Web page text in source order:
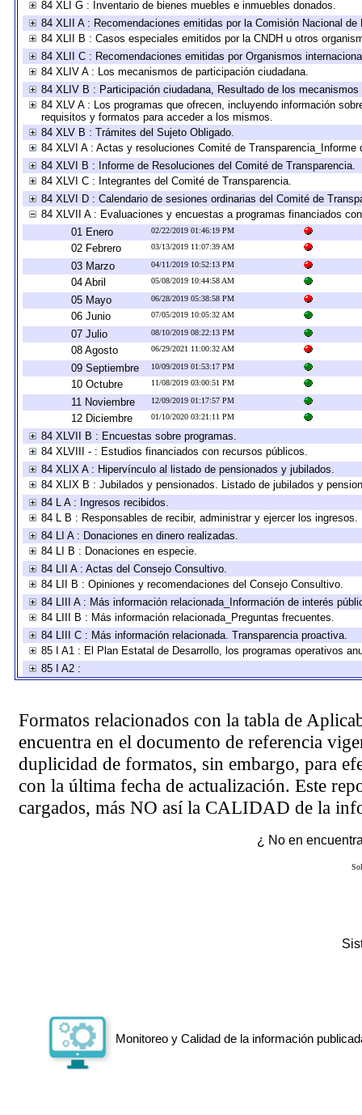
84 XLI G : Inventario de bienes muebles e inmuebles donados.
84 XLII A : Recomendaciones emitidas por la Comisión Nacional de
84 XLII B : Casos especiales emitidos por la CNDH u otros
84 XLII C : Recomendaciones emitidas por Organismos
84 XLIV A : Los mecanismos de participación ciudadana.
84 XLIV B : Participación ciudadana, Resultado de los
84 XLV A : Los programas que ofrecen, incluyendo información
requisitos y formatos para acceder a los mismos.
84 XLV B : Trámites del Sujeto Obligado.
84 XLVI A : Actas y resoluciones Comité de
84 XLVI B : Informe de Resoluciones del Comité de Transparencia.
84 XLVI C : Integrantes del Comité de Transparencia.
84 XLVI D : Calendario de sesiones ordinarias del Comité de
84 XLVII A : Evaluaciones y encuestas a programas financiados
01 Enero
02/22/2019 01:46:19 PM
02 Febrero 03/13/2019 11:07:39 AM
03 Marzo 04/11/2019 10:52:13 PM
04 Abril 05/08/2019 10:44:58 AM
05 Mayo 06/28/2019 05:38:58 PM
06 Junio 07/05/2019 10:05:32 AM
07 Julio 08/10/2019 08:22:13 PM
08 Agosto 06/29/2021 11:00:32 AM
09 Septiembre 10/09/2019 01:53:17 PM
10 Octubre 11/08/2019 03:00:51 PM
11 Noviembre 12/09/2019 01:17:57 PM
12 Diciembre 01/10/2020 03:21:11 PM
84 XLVII B : Encuestas sobre programas.
84 XLVIII - : Estudios financiados con recursos públicos.
84 XLIX A : Hipervínculo al listado de pensionados y jubilados.
84 XLIX B : Jubilados y pensionados. Listado de jubilados y
84 L A : Ingresos recibidos.
84 L B : Responsables de recibir, administrar y ejercer los ingresos.
84 LI A : Donaciones en dinero realizadas.
84 LI B : Donaciones en especie.
84 LII A : Actas del Consejo Consultivo.
84 LII B : Opiniones y recomendaciones del Consejo Consultivo.
84 LIII A : Más información relacionada_Información de interés
84 LIII B : Más información relacionada_Preguntas frecuentes.
84 LIII C : Más información relacionada. Transparencia proactiva.
85 I A1 : El Plan Estatal de Desarrollo, los programas operativos
85 I A2 :
Formatos relacionados con la tabla de
encuentra en el documento de referencia
duplicidad de formatos, sin embargo, para
con la última fecha de actualización. Este
cargados, más NO así la CALIDAD de la
¿ No en
Monitoreo y Calidad de la información